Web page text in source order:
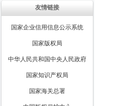
友情链接
国家企业信用信息公示系统
国家版权局
中华人民共和国中央人民政府
国家知识产权局
国家海关总署